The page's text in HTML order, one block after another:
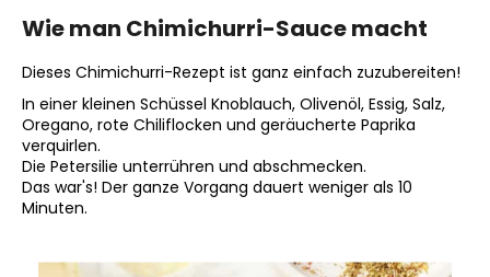
Wie man Chimichurri-Sauce macht
Dieses Chimichurri-Rezept ist ganz einfach zuzubereiten!
In einer kleinen Schüssel Knoblauch, Olivenöl, Essig, Salz,
Oregano, rote Chiliflocken und geräucherte Paprika
verquirlen.
Die Petersilie unterrühren und abschmecken.
Das war's! Der ganze Vorgang dauert weniger als 10
Minuten.